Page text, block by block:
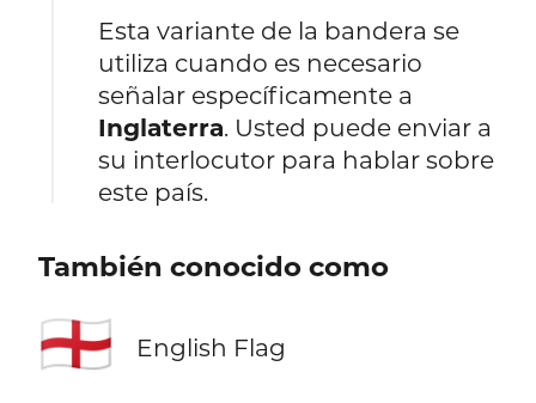
Esta variante de la bandera se
utiliza cuando es necesario
señalar específicamente a
Inglaterra. Usted puede enviar a
su interlocutor para hablar sobre
este país.
También conocido como
🏴󠁧󠁢󠁥󠁮󠁧󠁿 English Flag